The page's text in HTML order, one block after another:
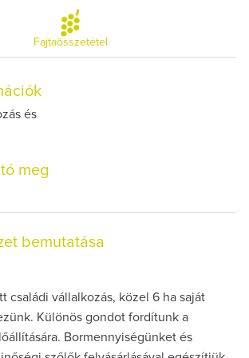
Fajtaösszetétel
és
meg
bemutatása
családi vállalkozás, közel 6 ha saját
Különös gondot fordítunk a
Bormennyiségünket és